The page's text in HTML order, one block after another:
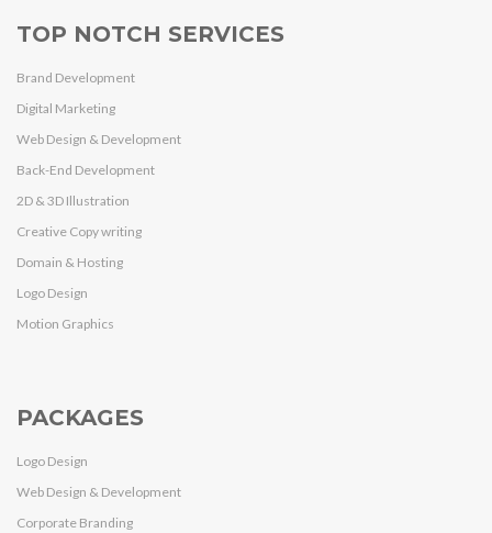
TOP NOTCH SERVICES
Brand Development
Digital Marketing
Web Design & Development
Back-End Development
2D & 3D Illustration
Creative Copy writing
Domain & Hosting
Logo Design
Motion Graphics
PACKAGES
Logo Design
Web Design & Development
Corporate Branding